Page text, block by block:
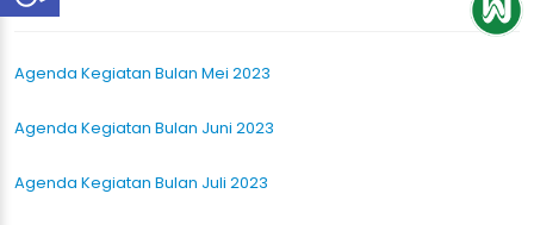
Agenda Kegiatan Bulan Mei 2023
Agenda Kegiatan Bulan Juni 2023
Agenda Kegiatan Bulan Juli 2023